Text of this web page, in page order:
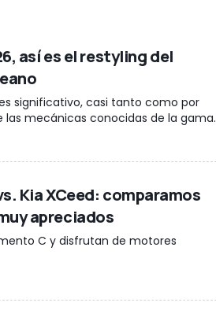
así es el restyling del
significativo, casi tanto como por
mecánicas conocidas de la gama.
Kia XCeed: comparamos
apreciados
C y disfrutan de motores